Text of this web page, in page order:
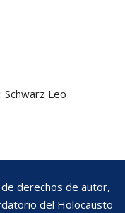
Schwarz Leo
derechos de autor,
del Holocausto